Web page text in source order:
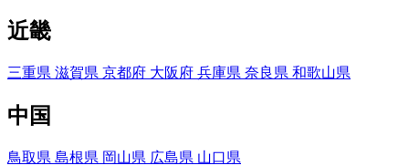
近畿
三重県 滋賀県 京都府 大阪府 兵庫県 奈良県 和歌山県
中国
鳥取県 島根県 岡山県 広島県 山口県